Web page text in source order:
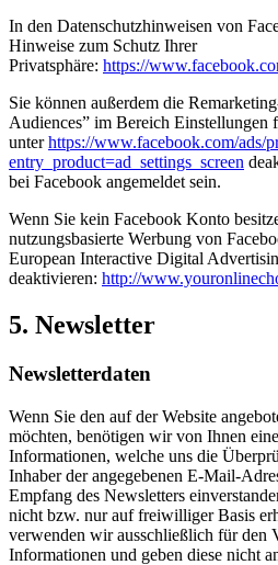
In den Datenschutzhinweisen von
Hinweise zum Schutz Ihrer
Privatsphäre: https://
Sie können außerdem die
Audiences” im Bereich Einstellungen
unterhttps://www.facebook.com/ads/
entry_product=ad_settings_screen
bei Facebook angemeldet sein.
Wenn Sie kein Facebook Konto
nutzungsbasierte Werbung von
European Interactive Digital
deaktivieren: http://
5. Newsletter
Newsletterdaten
Wenn Sie den auf der Website
möchten, benötigen wir von Ihnen
Informationen, welche uns die
Inhaber der angegebenen E-Mail-
Empfang des Newsletters
nicht bzw. nur auf freiwilliger Basis
verwenden wir ausschließlich für den
Informationen und geben diese nicht